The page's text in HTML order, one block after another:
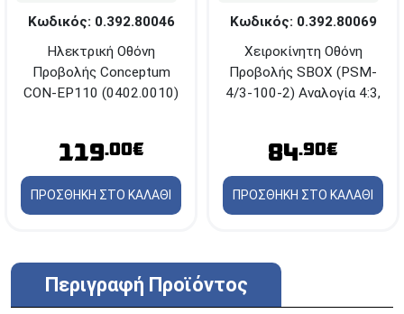
Κωδικός: 0.392.80046
Ηλεκτρική Οθόνη
Προβολής Conceptum
CON-EP110 (0402.0010)
119.00€
ΠΡΟΣΘΗΚΗ ΣΤΟ ΚΑΛΑΘΙ
Κωδικός: 0.392.80069
Χειροκίνητη Οθόνη
Προβολής SBOX (PSM-
4/3-100-2) Αναλογία 4:3,
84.90€
ΠΡΟΣΘΗΚΗ ΣΤΟ ΚΑΛΑΘΙ
Περιγραφή Προϊόντος